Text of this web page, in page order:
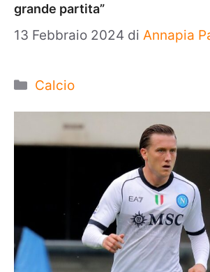
grande partita”
13 Febbraio 2024 di Annapia
Categorie
Calcio